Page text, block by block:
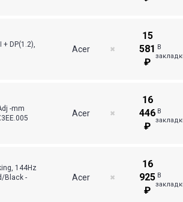
+ DP(1.2),
Acer ✖
15
581
₽
В
-mm
Acer ✖
16
446
₽
В
144Hz
Black -
Acer ✖
16
925
₽
В